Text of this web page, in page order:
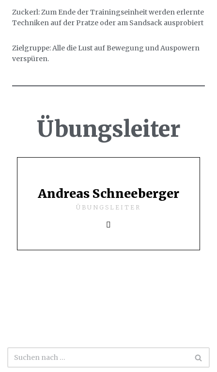
Zuckerl: Zum Ende der Trainingseinheit werden erlernte
Techniken auf der Pratze oder am Sandsack ausprobiert
Zielgruppe: Alle die Lust auf Bewegung und Auspowern
verspüren.
Übungsleiter
Andreas Schneeberger
ÜBUNGSLEITER